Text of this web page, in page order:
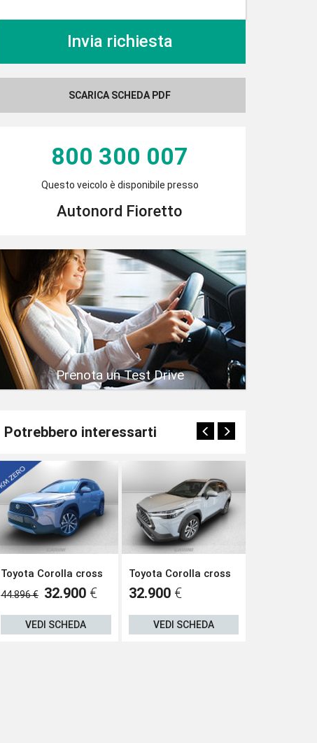
SCARICA SCHEDA PDF
800 300 007
Questo veicolo è disponibile presso
Autonord Fioretto
Prenota un Test Drive
Potrebbero interessarti
Toyota Corolla cross
44.896 € 32.900 €
VEDI SCHEDA
Toyota Corolla cross
32.900€
VEDI SCHEDA